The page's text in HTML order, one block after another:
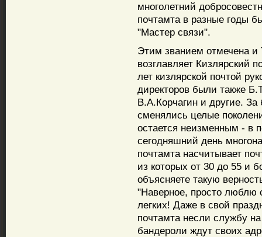
многолетний
почтамта в разные годы
"Мастер связи".
Этим званием отмечена и
возглавляет Кизлярский
лет кизлярской почтой
директоров были также
В.А.Корчагин и другие.
сменялись целые
остается неизменным - в
сегодняшний день
почтамта насчитывает
из которых от 30 до 55 и
объясняете такую
"Наверное, просто люблю
легких! Даже в свой
почтамта несли службу
бандероли ждут своих